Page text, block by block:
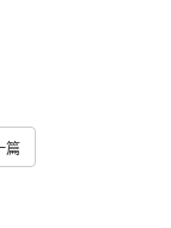
篇